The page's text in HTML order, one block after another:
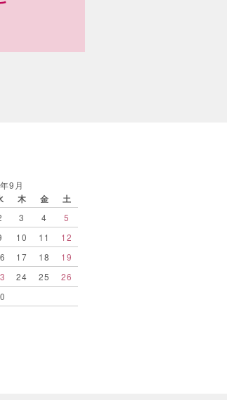
9月
木 金
土
3 4
5
10 11
12
17 18
19
24 25
26